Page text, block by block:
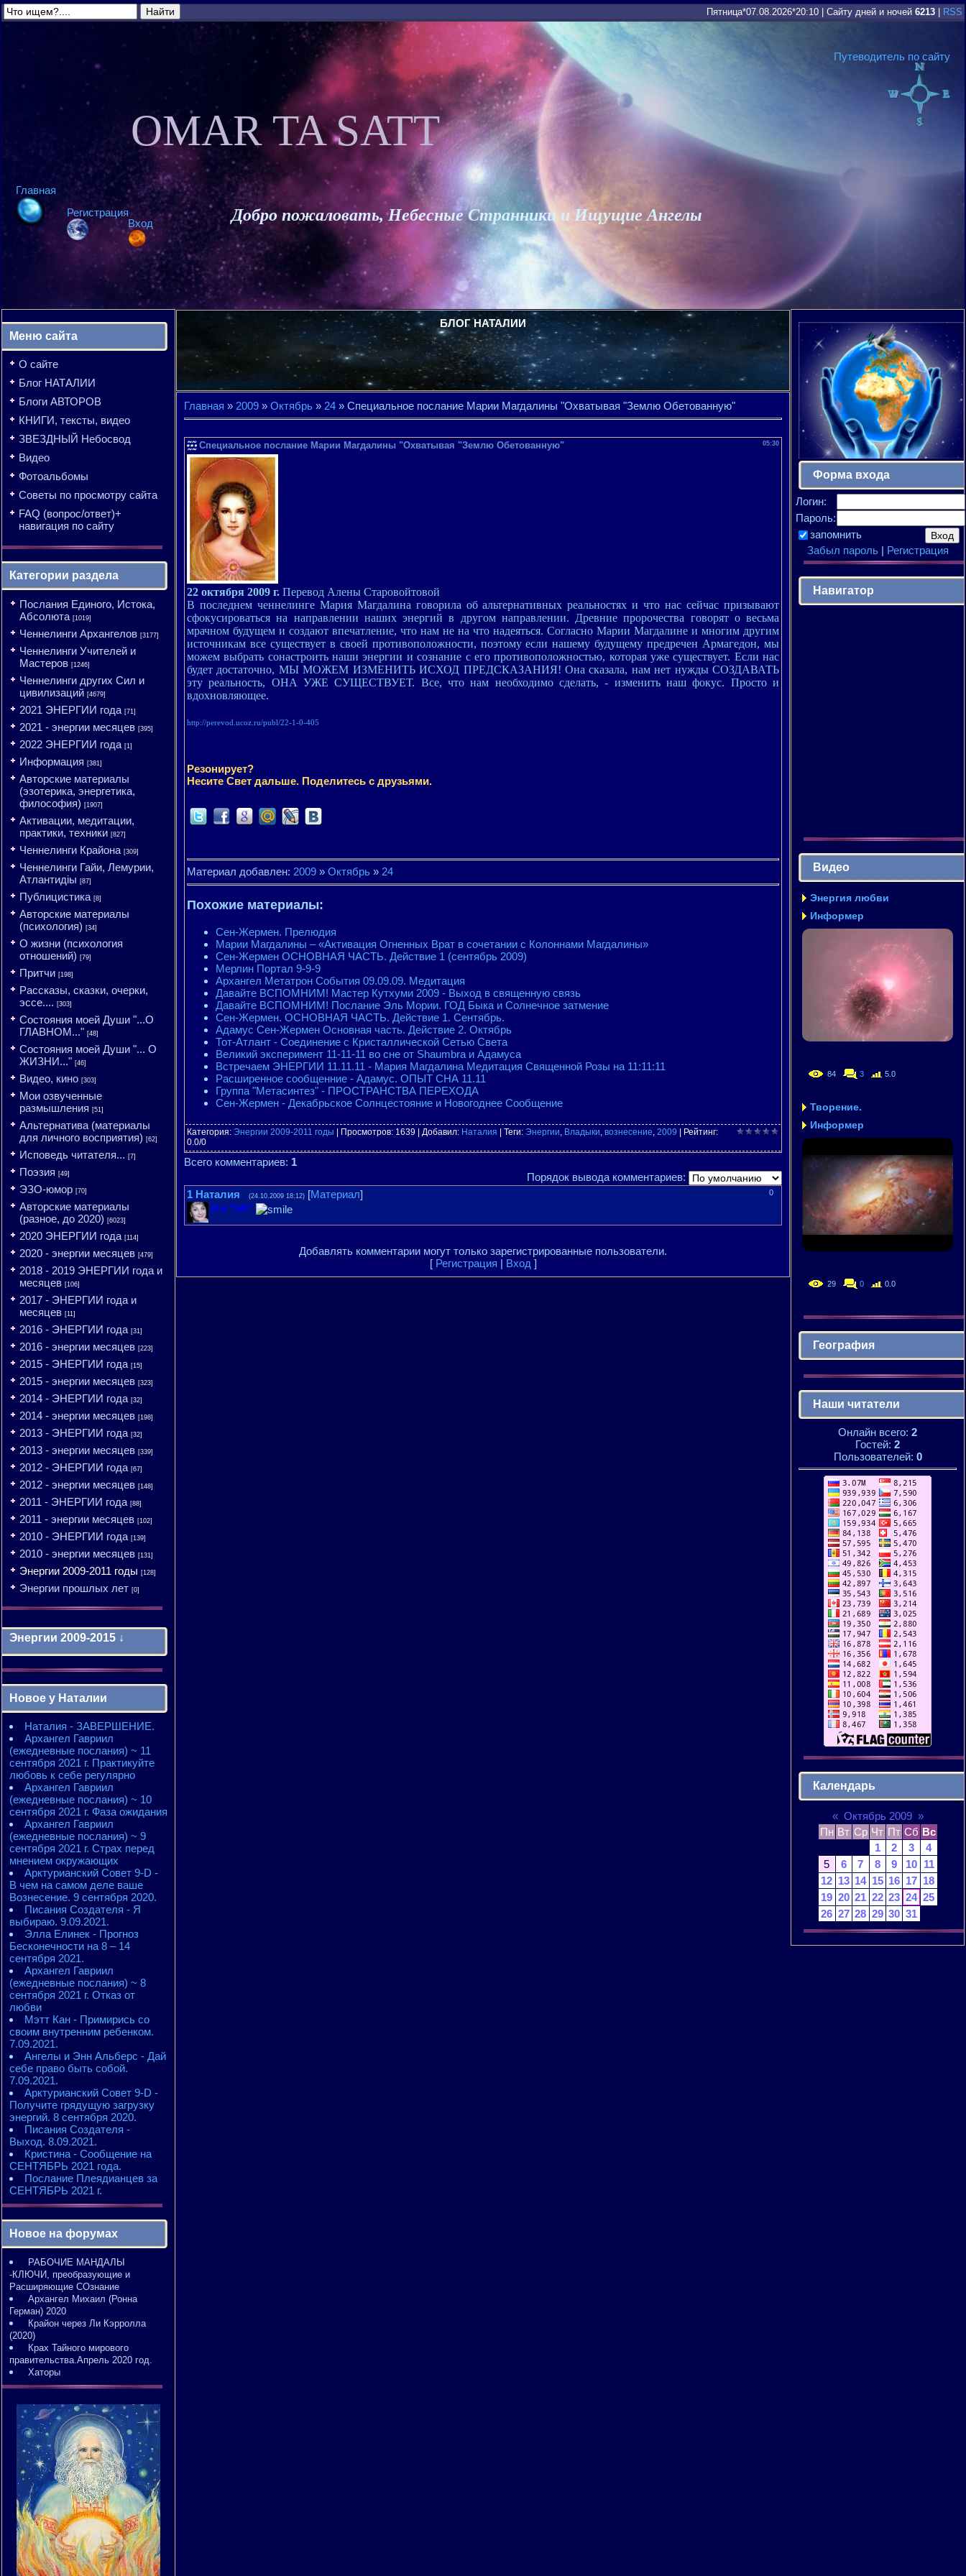
Пятница*07.08.2026*20:10 Сайту дней и ночей 6213 RSS
Путеводитель по сайту
Главная
Регистрация
Вход
OMAR TA SATT
Добро пожаловать, Небесные Странники и Ищущие Ангелы
Меню сайта
О сайте
Блог НАТАЛИИ
Блоги АВТОРОВ
КНИГИ, тексты, видео
ЗВЕЗДНЫЙ Небосвод
Видео
Фотоальбомы
Советы по просмотру сайта
FAQ (вопрос/ответ)+
навигация по сайту
Категории раздела
Послания Единого, Истока,
Абсолюта [1019]
Ченнелинги Архангелов [3177]
Ченнелинги Учителей и
Мастеров [1246]
Ченнелинги других Сил и
цивилизаций [4679]
2021 ЭНЕРГИИ года [71]
2021 - энергии месяцев [395]
2022 ЭНЕРГИИ года [1]
Информация [381]
Авторские материалы
(эзотерика, энергетика,
философия) [1907]
Активации, медитации,
практики, техники [827]
Ченнелинги Крайона [309]
Ченнелинги Гайи, Лемурии,
Атлантидіы [87]
Публицистика [8]
Авторские материалы
(психология) [34]
О жизни (психология
отношений) [79]
Притчи [198]
Рассказы, сказки, очерки,
эссе.... [303]
Состояния моей Души "...О
ГЛАВНОМ..." [48]
Состояния моей Души "... О
ЖИЗНИ..." [46]
Видео, кино [303]
Мои озвученные
размышления [51]
Альтернатива (материалы
для личного восприятия) [62]
Исповедь читателя... [7]
Поэзия [49]
ЭЗО-юмор [70]
Авторские материалы
(разное, до 2020) [6023]
2020 ЭНЕРГИИ года [114]
2020 - энергии месяцев [479]
2018 - 2019 ЭНЕРГИИ года и
месяцев [106]
2017 - ЭНЕРГИИ года и
месяцев [11]
2016 - ЭНЕРГИИ года [31]
2016 - энергии месяцев [223]
2015 - ЭНЕРГИИ года [15]
2015 - энергии месяцев [323]
2014 - ЭНЕРГИИ года [32]
2014 - энергии месяцев [198]
2013 - ЭНЕРГИИ года [32]
2013 - энергии месяцев [339]
2012 - ЭНЕРГИИ года [67]
2012 - энергии месяцев [148]
2011 - ЭНЕРГИИ года [88]
2011 - энергии месяцев [102]
2010 - ЭНЕРГИИ года [139]
2010 - энергии месяцев [131]
Энергии 2009-2011 годы [128]
Энергии прошлых лет [0]
Энергии 2009-2015 ↓
2010 - энергии месяцев
2010 - ЭНЕРГИИ года
2011 - энергии месяцев
2011 - ЭНЕРГИИ года
2012 - энергии месяцев
2012 - ЭНЕРГИИ года
2013 - энергии месяцев
2013 - ЭНЕРГИИ года
2014 - энергии месяцев
2014 - ЭНЕРГИИ года
2015 - энергии месяцев
2015 - ЭНЕРГИИ года
Новое у Наталии
Наталия - ЗАВЕРШЕНИЕ.
Архангел Гавриил
(ежедневные послания) ~ 11
сентября 2021 г. Практикуйте
любовь к себе регулярно
Архангел Гавриил
(ежедневные послания) ~ 10
сентября 2021 г. Фаза ожидания
Архангел Гавриил
(ежедневные послания) ~ 9
сентября 2021 г. Страх перед
мнением окружающих
Арктурианский Совет 9-D -
В чем на самом деле ваше
Вознесение. 9 сентября 2020.
Писания Создателя - Я
выбираю. 9.09.2021.
Элла Елинек - Прогноз
Бесконечности на 8 – 14
сентября 2021.
Архангел Гавриил
(ежедневные послания) ~ 8
сентября 2021 г. Отказ от
любви
Мэтт Кан - Примирись со
своим внутренним ребенком.
7.09.2021.
Ангелы и Энн Альберс - Дай
себе право быть собой.
7.09.2021.
Арктурианский Совет 9-D -
Получите грядущую загрузку
энергий. 8 сентября 2020.
Писания Создателя -
Выход. 8.09.2021.
Кристина - Сообщение на
СЕНТЯБРЬ 2021 года.
Послание Плеядианцев за
СЕНТЯБРЬ 2021 г.
Новое на форумах
РАБОЧИЕ МАНДАЛЫ
-КЛЮЧИ, преобразующие и
Расширяющие СОзнание
Архангел Михаил (Ронна
Герман) 2020
Крайон через Ли Кэрролла
(2020)
Крах Тайного мирового
правительства.Апрель 2020 год.
Хаторы
БЛОГ НАТАЛИИ
Главная » 2009 » Октябрь » 24 » Специальное послание Марии Магдалины "Охватывая "Землю Обетованную"
05:30
Специальное послание Марии Магдалины "Охватывая "Землю Обетованную"
22 октября 2009 г. Перевод Алены Старовойтовой
В последнем ченнелинге Мария Магдалина говорила об альтернативных реальностях и что нас сейчас призывают
сфокусироваться на направлении наших энергий в другом направлении. Древние пророчества говорят о весьма
мрачном будущем и создают впечатление, что нам не на что надеяться. Согласно Марии Магдалине и многим другим
источникам все существует в своей противоположности, поэтому если нашему будущему предречен Армагедон, мы
можем выбрать сонастроить наши энергии и сознание с его противоположностью, которая уже существует. Если нас
будет достаточно, МЫ МОЖЕМ ИЗМЕНИТЬ ИСХОД ПРЕДСКАЗАНИЯ! Она сказала, нам нет нужды СОЗДАВАТЬ
эту реальность, ОНА УЖЕ СУЩЕСТВУЕТ. Все, что нам необходимо сделать, - изменить наш фокус. Просто и
вдохновляющее.
http://perevod.ucoz.ru/publ/22-1-0-405
Резонирует?
Несите Свет дальше. Поделитесь с друзьями.
Материал добавлен: 2009 » Октябрь » 24
Похожие материалы:
Сен-Жермен. Прелюдия
Марии Магдалины – «Активация Огненных Врат в сочетании с Колоннами Магдалины»
Сен-Жермен ОСНОВНАЯ ЧАСТЬ. Действие 1 (сентябрь 2009)
Мерлин Портал 9-9-9
Архангел Метатрон События 09.09.09. Медитация
Давайте ВСПОМНИМ! Мастер Кутхуми 2009 - Выход в священную связь
Давайте ВСПОМНИМ! Послание Эль Мории. ГОД Быка и Солнечное затмение
Сен-Жермен. ОСНОВНАЯ ЧАСТЬ. Действие 1. Сентябрь.
Адамус Сен-Жермен Основная часть. Действие 2. Октябрь
Тот-Атлант - Соединение с Кристаллической Сетью Света
Великий эксперимент 11-11-11 во сне от Shaumbra и Адамуса
Встречаем ЭНЕРГИИ 11.11.11 - Мария Магдалина Медитация Священной Розы на 11:11:11
Расширенное сообщенние - Адамус. ОПЫТ СНА 11.11
Группа "Метасинтез" - ПРОСТРАНСТВА ПЕРЕХОДА
Сен-Жермен - Декабрьское Солнцестояние и Новогоднее Сообщение
Категория: Энергии 2009-2011 годы Просмотров: 1639 | Добавил: Наталия Теги: Энергии, Владыки, вознесение, 2009 Рейтинг:
0.0/0
Всего комментариев: 1
Порядок вывода комментариев:
0
1 Наталия (24.10.2009 18:12) [Материал]
И я "ЗА!"
Добавлять комментарии могут только зарегистрированные пользователи.
[ Регистрация | Вход ]
Форма входа
Логин:
Пароль:
запомнить
Забыл пароль| Регистрация
Навигатор
Видео
Энергия любви
Информер
84 3 5.0
Творение.
Информер
29 0 0.0
География
Наши читатели
Онлайн всего: 2
Гостей: 2
Пользователей: 0
Календарь
« Октябрь 2009 »
Пн Вт Ср Чт Пт Сб Вс
1
2 3
4
5
6 7 8 9 10
11
12 13 14 15 16 17 18
19 20 21 22 23 24 25
26 27 28 29 30 31